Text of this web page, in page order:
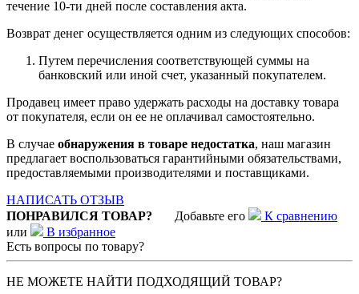
течение 10-ти дней после составления акта.
Возврат денег осуществляется одним из следующих способов:
Путем перечисления соответствующей суммы на
банковский или иной счет, указанный покупателем.
Продавец имеет право удержать расходы на доставку товара
от покупателя, если он ее не оплачивал самостоятельно.
В случае обнаружения в товаре недостатка, наш магазин
предлагает воспользоваться гарантийными обязательствами,
предоставляемыми производителями и поставщиками.
НАПИСАТЬ ОТЗЫВ
ПОНРАВИЛСЯ ТОВАР? Добавьте его
К сравнению
или
В избранное
Есть вопросы по товару?
НЕ МОЖЕТЕ НАЙТИ ПОДХОДЯЩИЙ ТОВАР?